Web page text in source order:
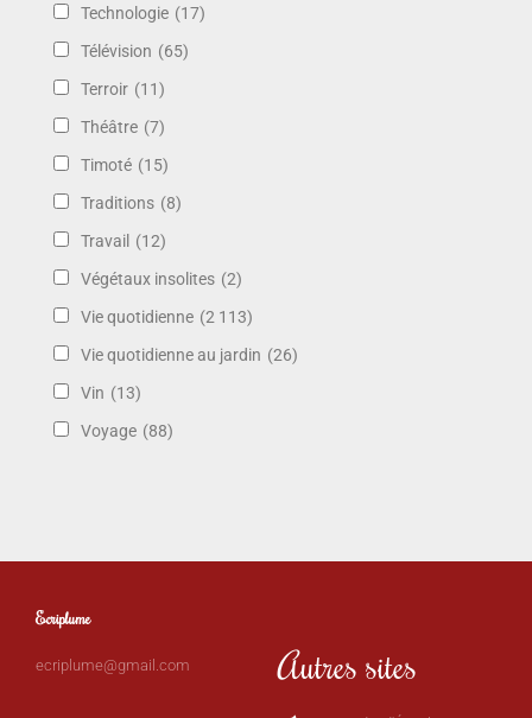
Technologie (17)
Télévision (65)
Terroir (11)
Théâtre (7)
Timoté (15)
Traditions (8)
Travail (12)
Végétaux insolites (2)
Vie quotidienne (2 113)
Vie quotidienne au jardin (26)
Vin (13)
Voyage (88)
Ecriplume
ecriplume@gmail.com Autres sites